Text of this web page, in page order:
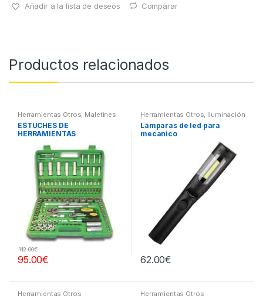
Añadir a la lista de deseos Comparar
Productos relacionados
Herramientas Otros, Maletines
Herramientas, Extractores,
Compresímetros, otros
ESTUCHES DE
HERRAMIENTAS
95.00€
112.00€
Herramientas Otros, Iluminación
| Linternas Led
Lámparas de led para
mecanico
62.00€
Herramientas Otros Herramientas Otros